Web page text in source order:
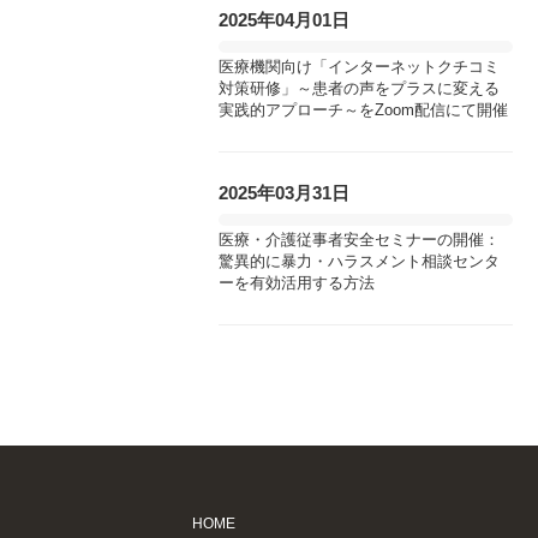
2025年04月01日
医療機関向け「インターネットクチコミ
対策研修」～患者の声をプラスに変える
実践的アプローチ～をZoom配信にて開催
2025年03月31日
医療・介護従事者安全セミナーの開催：
驚異的に暴力・ハラスメント相談センタ
ーを有効活用する方法
HOME